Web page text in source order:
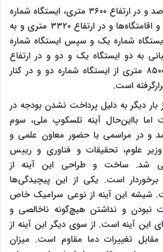
ایستگاه شماره یک محل رصد و در ارتفاع ۳۶۰۰ متری، ایستگاه شماره
دو محل پژوهش، کارگاه‌ها و اقامتگاه‌ها و در ارتفاع ۳۳۲۰ متری و به
۲۵۰۰ متر از ایستگاه شماره یک و سپس ایستگاه شماره
به دو ایستگاه یک و دو و در ارتفاع
۲۵۸۰ متری و در فاصله ۸۵۰۰ متری از ایستگاه شماره دو و در کنار
است.
شهریور ۱۳۹۳ نیز بار دیگر به دلیل پرداخت نشدن بودجه در
اما بااین‌حال آینه‌ تلسکوپ ملی، سوم
کشور شد و در مراسمی با حضور معاون علمی و
علوم، تحقیقات و فناوری و رییس
شد. ساخت و طراحی این آینه از
است. یکی از این پیچیدگی‌ها
این آینه از نوعی سرامیک خاص
نبودن و نداشتن هیچ‌گونه ناخالصی و
این آینه است. از سوی دیگر این آینه از
تغییرات دما مقاوم است. میزان